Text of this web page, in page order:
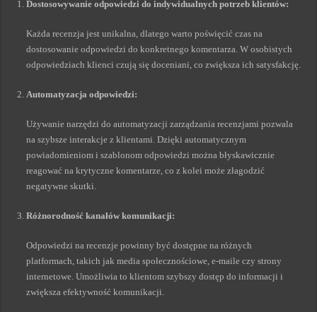
Dostosowywanie odpowiedzi do indywidualnych potrzeb klientów:
Każda recenzja jest unikalna, dlatego warto poświęcić czas na
dostosowanie odpowiedzi do konkretnego komentarza. W osobistych
odpowiedziach klienci czują się doceniani, co zwiększa ich satysfakcję.
Automatyzacja odpowiedzi:
Używanie narzędzi do automatyzacji zarządzania recenzjami pozwala
na szybsze interakcje z klientami. Dzięki automatycznym
powiadomieniom i szablonom odpowiedzi można błyskawicznie
reagować na krytyczne komentarze, co z kolei może złagodzić
negatywne skutki.
Różnorodność kanałów komunikacji:
Odpowiedzi na recenzje powinny być dostępne na różnych
platformach, takich jak media społecznościowe, e-maile czy strony
internetowe. Umożliwia to klientom szybszy dostęp do informacji i
zwiększa efektywność komunikacji.